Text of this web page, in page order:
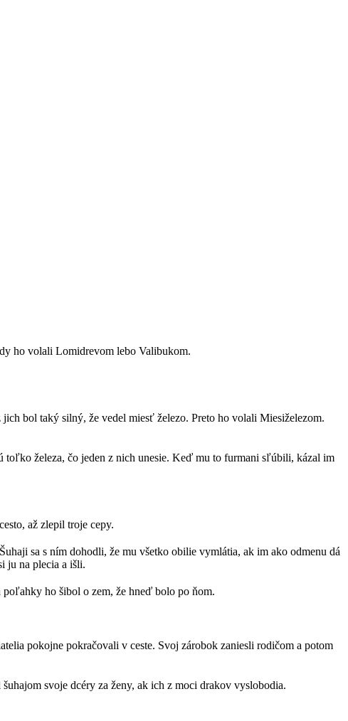
ho volali Lomidrevom lebo Valibukom.
bol taký silný, že vedel miesť železo. Preto ho volali Miesiželezom.
železa, čo jeden z nich unesie. Keď mu to furmani sľúbili, kázal im
až zlepil troje cepy.
sa s ním dohodli, že mu všetko obilie vymlátia, ak im ako odmenu dá
ju na plecia a išli.
ho šibol o zem, že hneď bolo po ňom.
pokojne pokračovali v ceste. Svoj zárobok zaniesli rodičom a potom
svoje dcéry za ženy, ak ich z moci drakov vyslobodia.